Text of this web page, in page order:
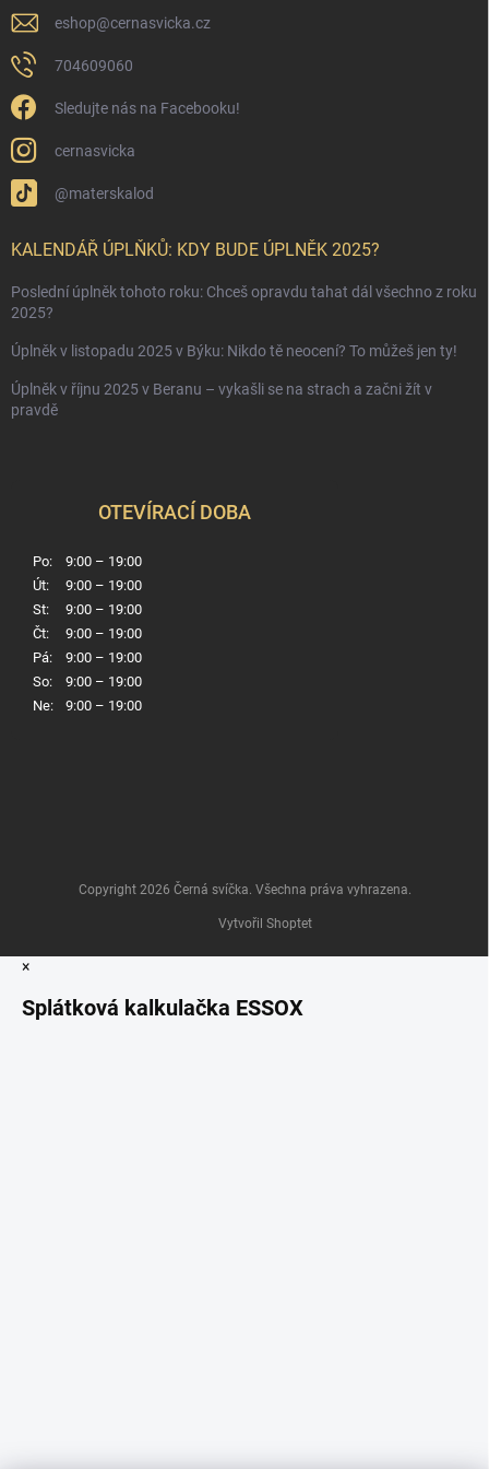
eshop@cernasvicka.cz
704609060
Sledujte nás na Facebooku!
cernasvicka
@materskalod
KALENDÁŘ ÚPLŇKŮ: KDY BUDE ÚPLNĚK 2025?
Poslední úplněk tohoto roku: Chceš opravdu tahat dál všechno z roku
2025?
Úplněk v listopadu 2025 v Býku: Nikdo tě neocení? To můžeš jen ty!
Úplněk v říjnu 2025 v Beranu – vykašli se na strach a začni žít v
pravdě
OTEVÍRACÍ DOBA
Po:
9:00 – 19:00
Út:
9:00 – 19:00
St:
9:00 – 19:00
Čt:
9:00 – 19:00
Pá:
9:00 – 19:00
So:
9:00 – 19:00
Ne:
9:00 – 19:00
Vytvořil Shoptet
Copyright 2026 Černá svíčka. Všechna práva vyhrazena.
×
Splátková kalkulačka ESSOX